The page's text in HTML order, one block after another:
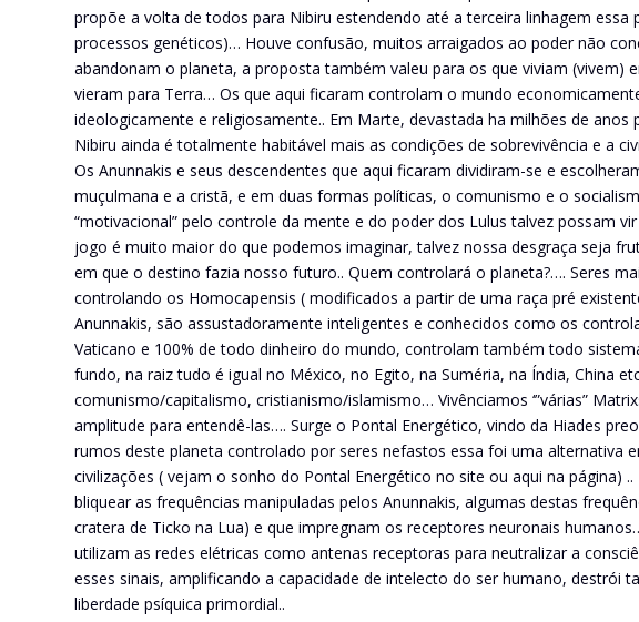
propõe a volta de todos para Nibiru estendendo até a terceira linhagem essa
processos genéticos)… Houve confusão, muitos arraigados ao poder não
abandonam o planeta, a proposta também valeu para os que viviam
vieram para Terra… Os que aqui ficaram controlam o mundo
ideologicamente e religiosamente.. Em Marte, devastada ha milhões de
Nibiru ainda é totalmente habitável mais as condições de sobrevivência e a
Os Anunnakis e seus descendentes que aqui ficaram dividiram-se e
muçulmana e a cristã, e em duas formas políticas, o comunismo e o
“motivacional” pelo controle da mente e do poder dos Lulus talvez possam
jogo é muito maior do que podemos imaginar, talvez nossa desgraça seja
em que o destino fazia nosso futuro.. Quem controlará o planeta?…. Seres
controlando os Homocapensis ( modificados a partir de uma raça pré
Anunnakis, são assustadoramente inteligentes e conhecidos como os
Vaticano e 100% de todo dinheiro do mundo, controlam também todo
fundo, na raiz tudo é igual no México, no Egito, na Suméria, na Índia, China
comunismo/capitalismo, cristianismo/islamismo… Vivênciamos ‘”várias”
amplitude para entendê-las…. Surge o Pontal Energético, vindo da Hiades
rumos deste planeta controlado por seres nefastos essa foi uma alternativa
civilizações ( vejam o sonho do Pontal Energético no site ou aqui na página)
bliquear as frequências manipuladas pelos Anunnakis, algumas destas
cratera de Ticko na Lua) e que impregnam os receptores neuronais
utilizam as redes elétricas como antenas receptoras para neutralizar a
esses sinais, amplificando a capacidade de intelecto do ser humano, destrói
liberdade psíquica primordial..